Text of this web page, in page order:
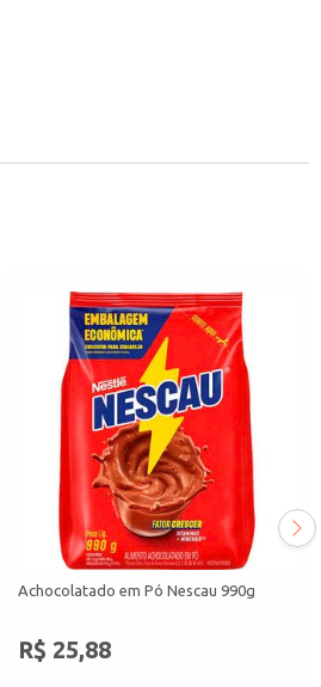
Achocolatado em Pó Nescau 990g
R$ 25,88